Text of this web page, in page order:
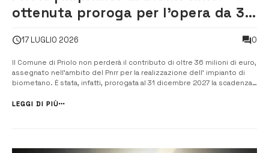
ottenuta proroga per l’opera da 36
17 LUGLIO 2026 0
Il Comune di Priolo non perderà il contributo di oltre 36 milioni di euro,
assegnato nell’ambito del Pnrr per la realizzazione dell’ impianto di
biometano. È stata, infatti, prorogata al 31 dicembre 2027 la scadenza
trasferta di ieri, a Roma, del sindaco Pippo Gianni ch...
LEGGI DI PIÙ